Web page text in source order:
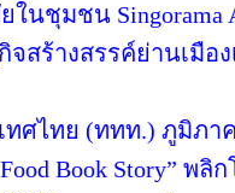
นชุมชน Singorama
จสร้างสรรค์ย่านเมือ
ทศไทย (ททท.) ภูมิภ
Book Story” พ